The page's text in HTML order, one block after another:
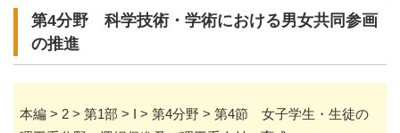
第4分野 科学技術・学術における男女共同参画
の推進
本編 > 2 > 第1部 > I > 第4分野 > 第4節 女子学生・生徒の